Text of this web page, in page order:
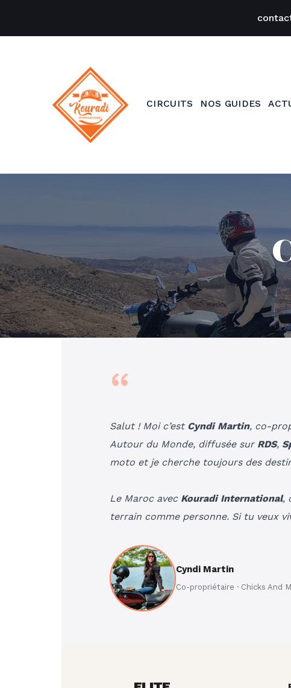
CIRCUITS NOS GUIDES
“
Salut ! Moi c’est Cyndi Martin, co-
Autour du Monde, diffusée sur RDS,
moto et je cherche toujours des
Le Maroc avec Kouradi International,
terrain comme personne. Si tu veux
Cyndi Martin
Co-propriétaire · Chicks And